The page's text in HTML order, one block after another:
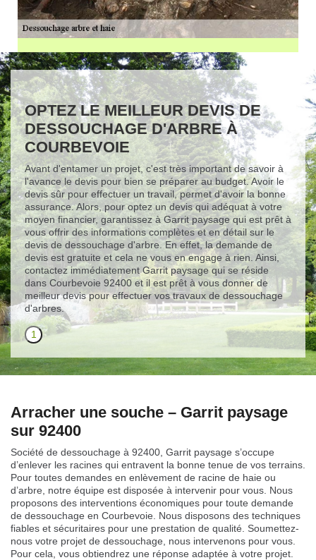
OPTEZ LE MEILLEUR DEVIS DE
DESSOUCHAGE D'ARBRE À
COURBEVOIE
Avant d'entamer un projet, c'est très important de savoir à
l'avance le devis pour bien se préparer au budget. Avoir le
devis sûr pour effectuer un travail, permet d'avoir la bonne
assurance. Alors, pour optez un devis qui adéquat à votre
moyen financier, garantissez à Garrit paysage qui est prêt à
vous offrir des informations complètes et en détail sur le
devis de dessouchage d'arbre. En effet, la demande de
devis est gratuite et cela ne vous en engage à rien. Ainsi,
contactez immédiatement Garrit paysage qui se réside
dans Courbevoie 92400 et il est prêt à vous donner de
meilleur devis pour effectuer vos travaux de dessouchage
d'arbres.
1
Arracher une souche – Garrit paysage
sur 92400
Société de dessouchage à 92400, Garrit paysage s’occupe
d’enlever les racines qui entravent la bonne tenue de vos terrains.
Pour toutes demandes en enlèvement de racine de haie ou
d’arbre, notre équipe est disposée à intervenir pour vous. Nous
proposons des interventions économiques pour toute demande
de dessouchage en Courbevoie. Nous disposons des techniques
fiables et sécuritaires pour une prestation de qualité. Soumettez-
nous votre projet de dessouchage, nous intervenons pour vous.
Pour cela, vous obtiendrez une réponse adaptée à votre projet.